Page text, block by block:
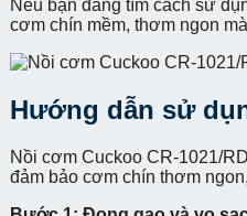
Nếu bạn đang tìm cách sử
cơm chín mềm, thơm ngon
Hướng dẫn sử
Nồi cơm Cuckoo CR-1021/
đảm bảo cơm chín thơm